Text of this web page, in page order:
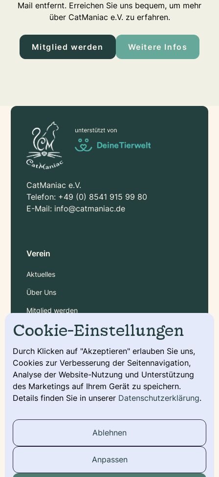
Mail entfernt. Erreichen Sie uns bequem, um mehr
über CatManiac e.V. zu erfahren.
Mitglied werden Weitere Infos
CatManiac e.V.
Telefon: +49 (0) 8541 915 99 80
E-Mail: info@catmaniac.de
Verein
Aktuelles
Über Uns
Mitglied werden
Gebühren
Service
Deckmeldung
Urkunde beantragen
Wurfmeldung
Social Media
Cookie-Einstellungen
Durch Klicken auf "Akzeptieren" erlauben Sie uns,
Cookies zur Verbesserung der Seitennavigation,
Analyse der Website-Nutzung und Unterstützung
des Marketings auf Ihrem Gerät zu speichern.
Details finden Sie in unserer Datenschutzerklärung.
Ablehnen
Anpassen